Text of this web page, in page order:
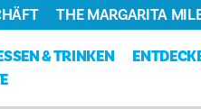
& TRINKEN
THE MARGARITA